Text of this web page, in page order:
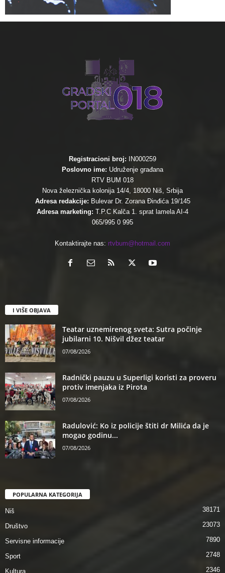
Registracioni broj:
IN000259
Poslovno ime: Udruženje građana
RTV BUM 018
Nova železnička kolonija 14/4, 18000 Niš, Srbija
Adresa redakcije: Bulevar Dr. Zorana Đinđića 19/145
Adresa marketing: T.P.C Kalča 1. sprat lamela AI-4
065/995 0 995
Kontaktirajte nas: rtvbum@hotmail.com
I VIŠE OBJAVA
Teatar uznemirenog sveta: Sutra počinje
jubilarni 10. Nišvil džez teatar
07/08/2026
Radnički pauzu u Superligi koristi za proveru
protiv imenjaka iz Pirota
07/08/2026
Radulović: Ko iz policije štiti dr Milića da je
mogao godinu...
07/08/2026
POPULARNA KATEGORIJA
Niš 38171
Društvo 23073
Servisne informacije 7890
Sport 2748
Kultura 2346